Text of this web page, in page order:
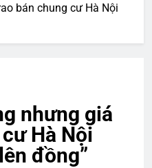
bán chung cư Hà Nội
nhưng giá
Hà Nội
đồng”